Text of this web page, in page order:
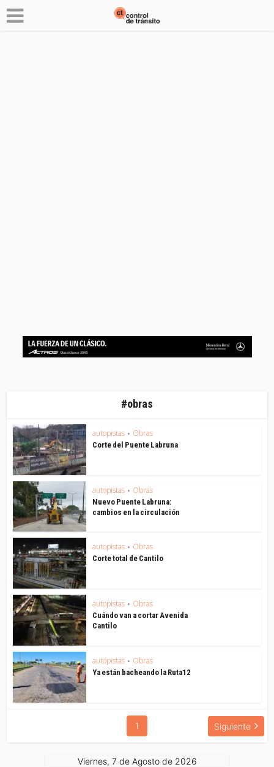
#obras
autopistas • Obras
Corte del Puente Labruna
autopistas • Obras
Nuevo Puente Labruna:
cambios en la circulación
autopistas • Obras
Corte total de Cantilo
autopistas • Obras
Cuándo van a cortar Avenida
Cantilo
autopistas • Obras
Ya están bacheando la Ruta12
1 Siguiente
Viernes, 7 de Agosto de 2026